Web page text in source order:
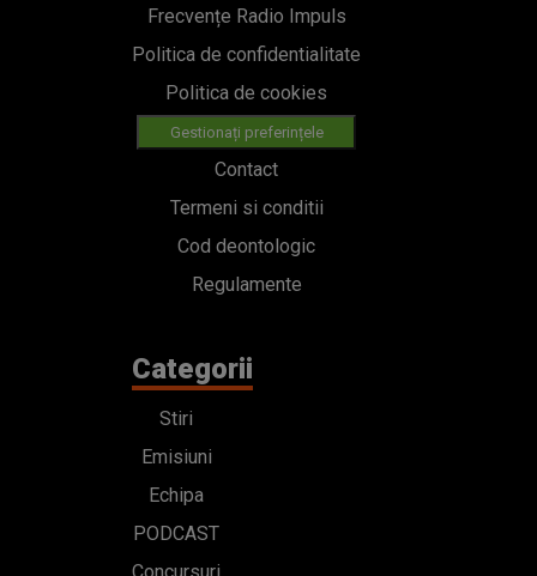
Frecvențe Radio Impuls
Politica de confidentialitate
Politica de cookies
Gestionați preferințele
Contact
Termeni si conditii
Cod deontologic
Regulamente
Categorii
Stiri
Emisiuni
Echipa
PODCAST